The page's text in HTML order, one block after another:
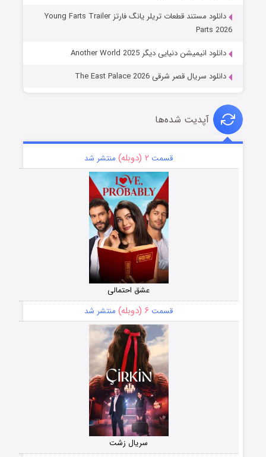
دانلود مستند قطعات تریلر یانگ فارتز Young Farts Trailer
Parts 2026
دانلود انیمیشن دنیایی دیگر Another World 2025
دانلود سریال قصر شرقی The East Palace 2026
آپدیت شده‌ها
قسمت ۲ (دوبله) منتشر شد
عشق احتمالی
قسمت ۶ (دوبله) منتشر شد
سریال زشت